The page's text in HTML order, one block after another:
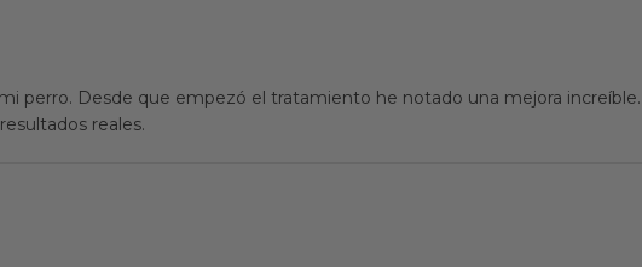
perro. Desde que empezó el tratamiento he notado una mejora
reales.